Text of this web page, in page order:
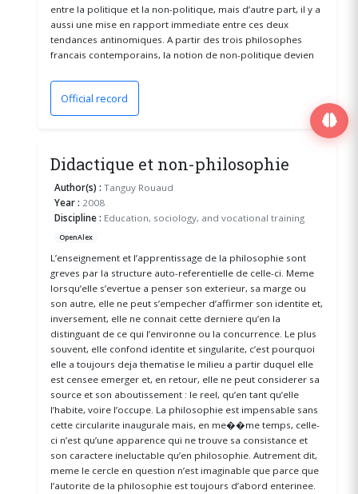
entre la politique et la non-politique, mais d’autre part, il y a
aussi une mise en rapport immediate entre ces deux
tendances antinomiques. A partir des trois philosophes
francais contemporains, la notion de non-politique devien
Official record(opens in a new window)
Didactique et non-philosophie
Author(s) : Tanguy Rouaud
Year : 2008
Discipline : Education, sociology, and vocational training
OpenAlex
L’enseignement et l’apprentissage de la philosophie sont
greves par la structure auto-referentielle de celle-ci. Meme
lorsqu’elle s’evertue a penser son exterieur, sa marge ou
son autre, elle ne peut s’empecher d’affirmer son identite et,
inversement, elle ne connait cette derniere qu’en la
distinguant de ce qui l’environne ou la concurrence. Le plus
souvent, elle confond identite et singularite, c’est pourquoi
elle a toujours deja thematise le milieu a partir duquel elle
est censee emerger et, en retour, elle ne peut considerer sa
source et son aboutissement : le reel, qu’en tant qu’elle
l’habite, voire l’occupe. La philosophie est impensable sans
cette circularite inaugurale mais, en me��me temps, celle-
ci n’est qu’une apparence qui ne trouve sa consistance et
son caractere ineluctable qu’en philosophie. Autrement dit,
meme le cercle en question n’est imaginable que parce que
l’autorite de la philosophie est toujours d’abord enterinee.